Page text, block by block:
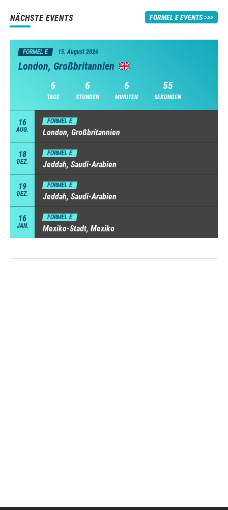
NÄCHSTE EVENTS FORMEL E EVENTS
FORMEL E 15. August 2026
London, Großbritannien
6
TAGE
6
STUNDEN
6
MINUTEN
54
SEKUNDEN
16
AUG.
FORMEL E
London, Großbritannien
18
DEZ.
FORMEL E
Jeddah, Saudi-Arabien
19
DEZ.
FORMEL E
Jeddah, Saudi-Arabien
16
JAN.
FORMEL E
Mexiko-Stadt, Mexiko